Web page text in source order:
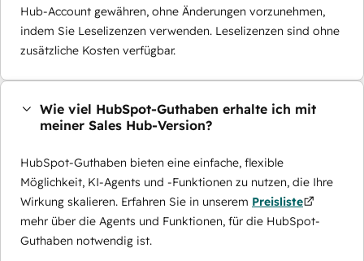
Hub-Account gewähren, ohne Änderungen vorzunehmen,
indem Sie Leselizenzen verwenden. Leselizenzen sind ohne
zusätzliche Kosten verfügbar.
Wie viel HubSpot-Guthaben erhalte ich mit
meiner Sales Hub-Version?
HubSpot-Guthaben bieten eine einfache, flexible
Möglichkeit, KI-Agents und -Funktionen zu nutzen, die Ihre
Wirkung skalieren. Erfahren Sie in unserem Preisliste
mehr über die Agents und Funktionen, für die HubSpot-
Guthaben notwendig ist.